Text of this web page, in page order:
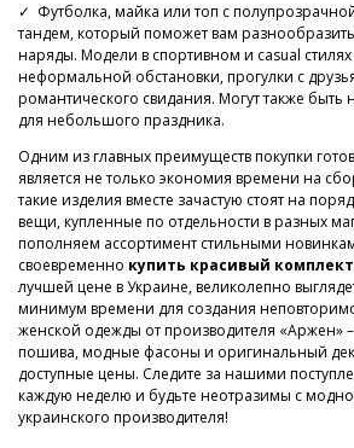
✓ Футболка, майка или топ с
тандем, который поможет вам
наряды. Модели в спортивном и casual стилях
неформальной обстановки, прогулки с
романтического свидания. Могут также быть
для небольшого праздника.
Одним из главных преимуществ покупки
является не только экономия времени на
такие изделия вместе зачастую стоят на
вещи, купленные по отдельности в разных
пополняем ассортимент стильными
своевременно купить красивый
лучшей цене в Украине, великолепно
минимум времени для создания
женской одежды от производителя «Аржен» –
пошива, модные фасоны и оригинальный
доступные цены. Следите за нашими
каждую неделю и будьте неотразимы с
украинского производителя!